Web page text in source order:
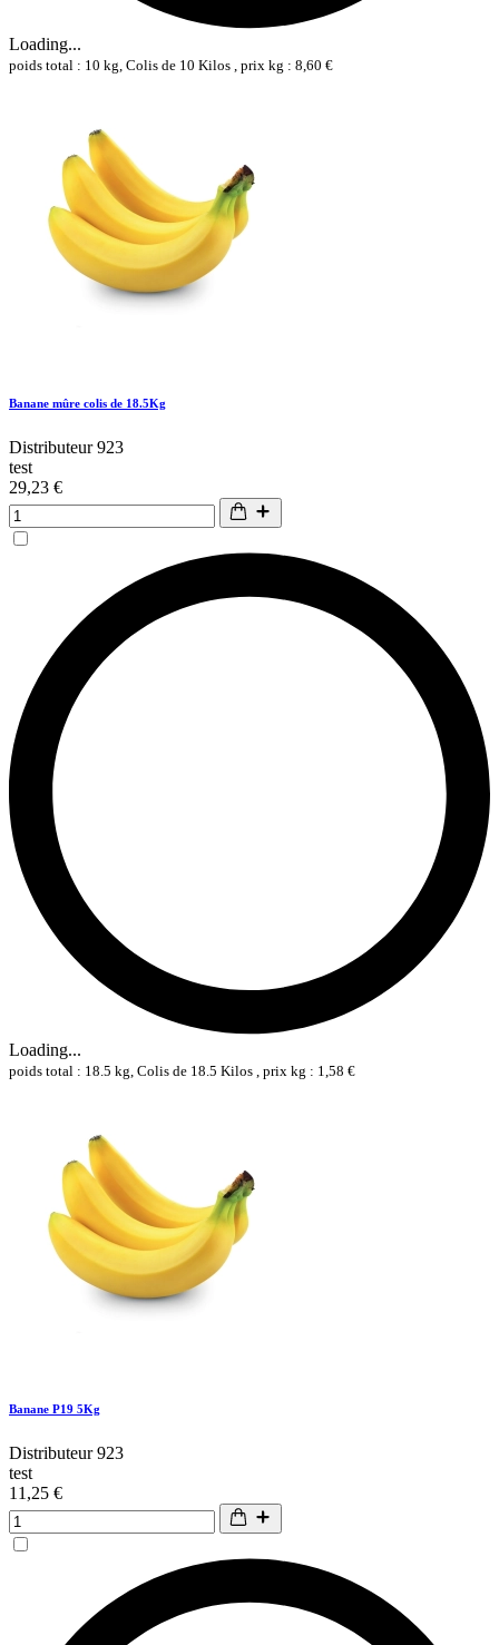
Loading...
poids total : 10 kg, Colis de 10 Kilos , prix kg : 8,60 €
Banane mûre colis de 18.5Kg
Distributeur 923
test
29,23 €
Loading...
poids total : 18.5 kg, Colis de 18.5 Kilos , prix kg : 1,58 €
Banane P19 5Kg
Distributeur 923
test
11,25 €